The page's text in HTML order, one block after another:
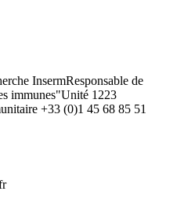
InsermResponsable de
immunes"Unité 1223
+33 (0)1 45 68 85 51